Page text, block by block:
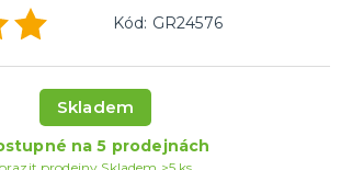
DOPLŇKY
Kód: GR24576
Skladem
na 5 prodejnách